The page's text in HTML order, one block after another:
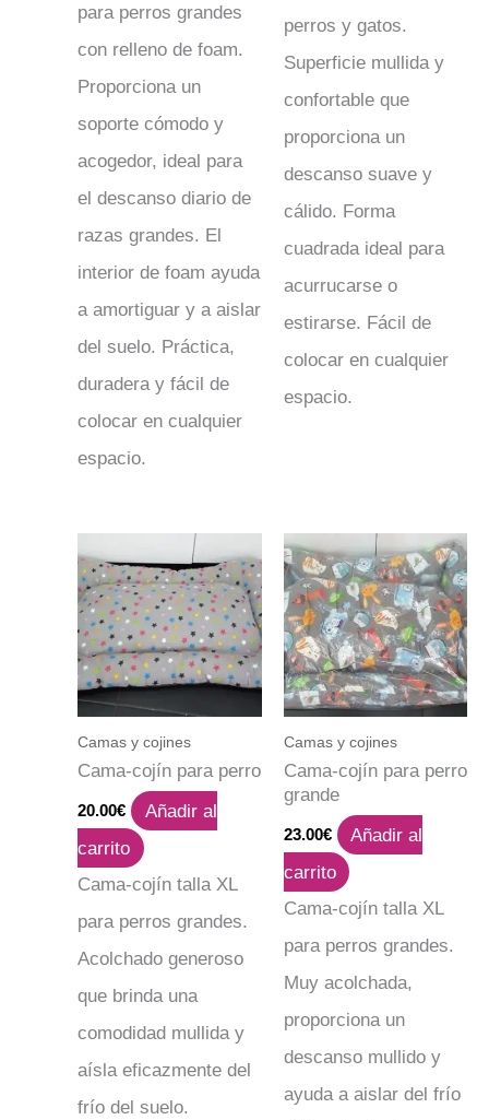
para perros grandes
con relleno de foam.
Proporciona un
soporte cómodo y
acogedor, ideal para
el descanso diario de
razas grandes. El
interior de foam ayuda
a amortiguar y a aislar
del suelo. Práctica,
duradera y fácil de
colocar en cualquier
espacio.
perros y gatos.
Superficie mullida y
confortable que
proporciona un
descanso suave y
cálido. Forma
cuadrada ideal para
acurrucarse o
estirarse. Fácil de
colocar en cualquier
espacio.
Camas y cojines
Cama-cojín para perro
20.00€
Añadir al
carrito
Cama-cojín talla XL
para perros grandes.
Acolchado generoso
que brinda una
comodidad mullida y
aísla eficazmente del
frío del suelo.
Camas y cojines
Cama-cojín para perro
grande
23.00€
Añadir al
carrito
Cama-cojín talla XL
para perros grandes.
Muy acolchada,
proporciona un
descanso mullido y
ayuda a aislar del frío